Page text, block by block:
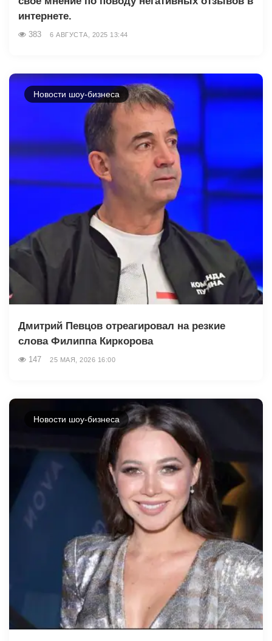
интернете.
383 6 АВГУСТА, 2025 13:44
Новости шоу-бизнеса
Дмитрий Певцов отреагировал на резкие
слова Филиппа Киркорова
147 25 МАЯ, 2026 16:00
Новости шоу-бизнеса